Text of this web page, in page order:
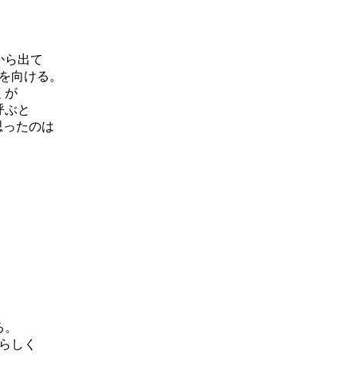
ら出て
向ける。
が
ぶと
たのは
しく